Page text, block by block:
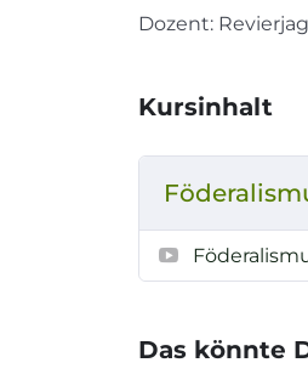
Dozent:
Kursinhalt
Das könnte